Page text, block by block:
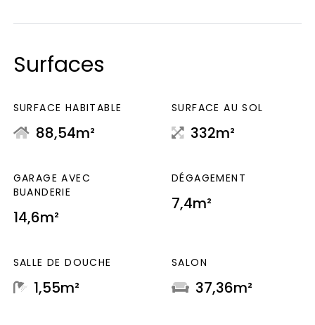
Surfaces
SURFACE HABITABLE
88,54m²
SURFACE AU SOL
332m²
GARAGE AVEC
BUANDERIE
14,6m²
DÉGAGEMENT
7,4m²
SALLE DE DOUCHE
1,55m²
SALON
37,36m²